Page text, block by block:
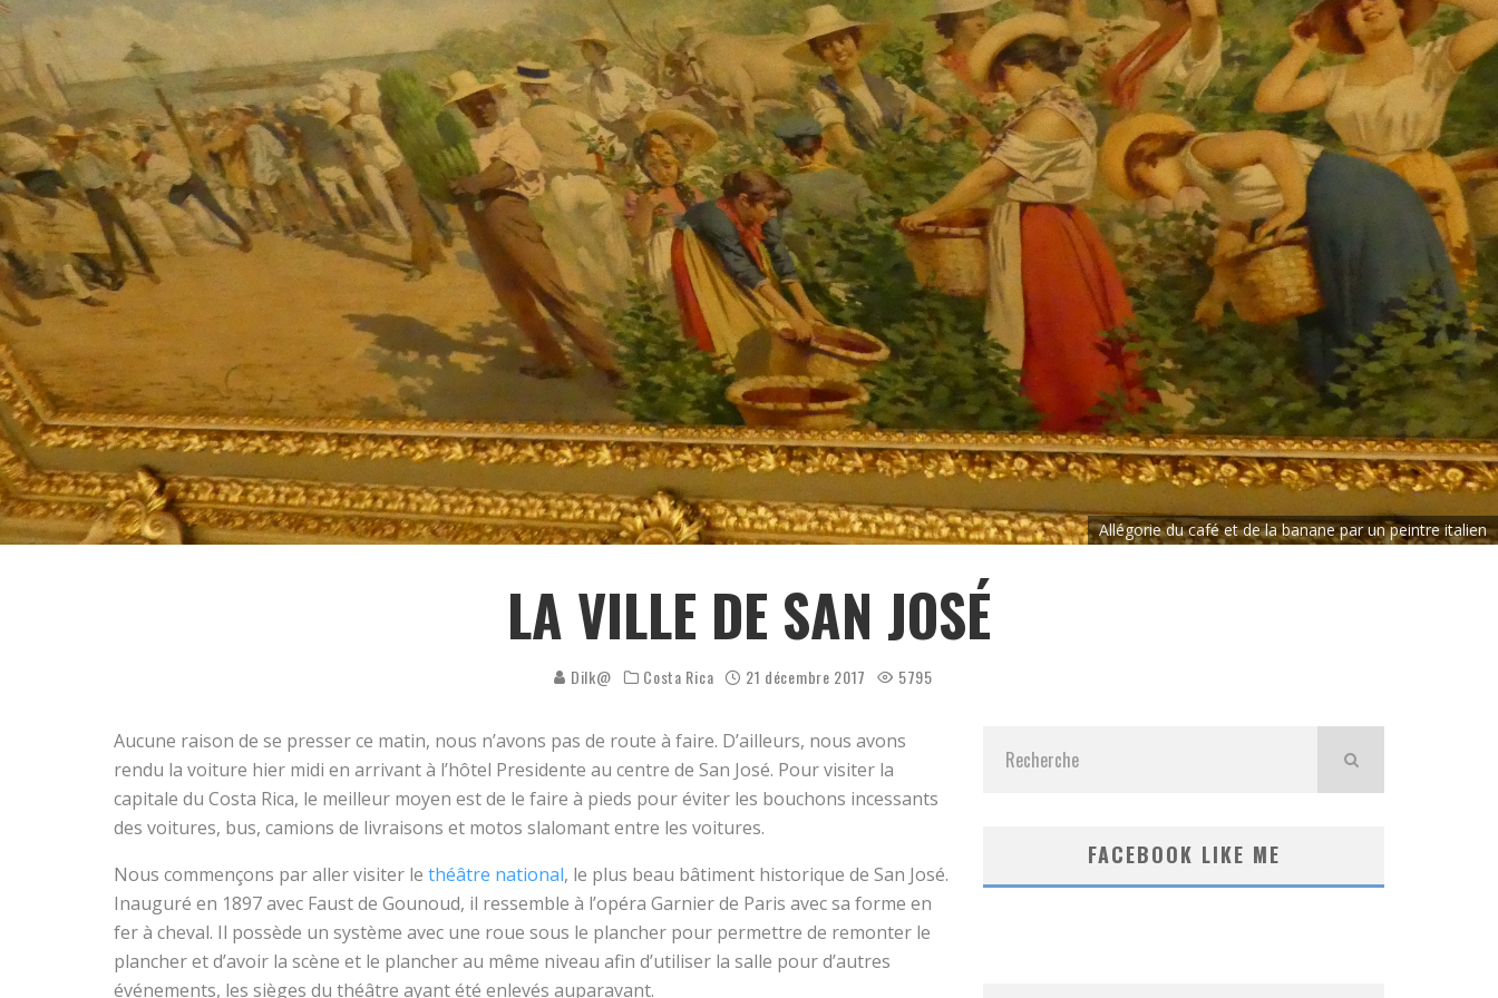
Allégorie du café et de la banane par un peintre italien
LA VILLE DE SAN JOSÉ
Dilk@ Costa Rica 21 décembre 2017 5795
Aucune raison de se presser ce matin, nous n’avons pas de route à faire. D’ailleurs, nous avons
rendu la voiture hier midi en arrivant à l’hôtel Presidente au centre de San José. Pour visiter la
capitale du Costa Rica, le meilleur moyen est de le faire à pieds pour éviter les bouchons incessants
des voitures, bus, camions de livraisons et motos slalomant entre les voitures.
Nous commençons par aller visiter le théâtre national, le plus beau bâtiment historique de San José.
Inauguré en 1897 avec Faust de Gounoud, il ressemble à l’opéra Garnier de Paris avec sa forme en
fer à cheval. Il possède un système avec une roue sous le plancher pour permettre de remonter le
plancher et d’avoir la scène et le plancher au même niveau afin d’utiliser la salle pour d’autres
événements, les sièges du théâtre ayant été enlevés auparavant.
FACEBOOK LIKE ME